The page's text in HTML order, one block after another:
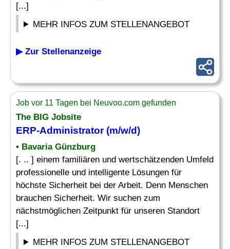
[...]
MEHR INFOS ZUM STELLENANGEBOT
▶ Zur Stellenanzeige
Job vor 11 Tagen bei Neuvoo.com gefunden
The BIG Jobsite
ERP-Administrator(m/w/d)
• Bavaria Günzburg
[. .. ] einem familiären und wertschätzenden Umfeld
professionelle und intelligente Lösungen für
höchste Sicherheit bei der Arbeit. Denn Menschen
brauchen Sicherheit. Wir suchen zum
nächstmöglichen Zeitpunkt für unseren Standort
[...]
MEHR INFOS ZUM STELLENANGEBOT